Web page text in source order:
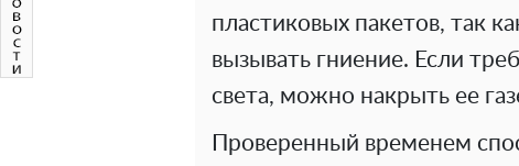
пластиковых пакетов, так
вызывать гниение. Если
света, можно накрыть ее
Проверенный временем